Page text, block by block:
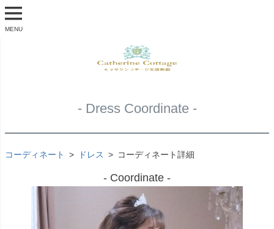
MENU
- Dress Coordinate -
コーディネート ドレス コーディネート詳細
- Coordinate -